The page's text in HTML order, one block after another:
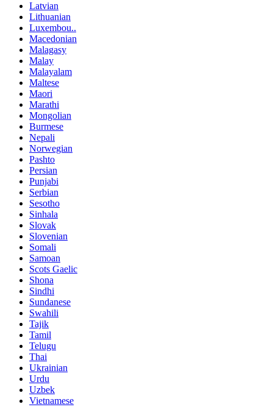
Latvian
Lithuanian
Luxembou..
Macedonian
Malagasy
Malay
Malayalam
Maltese
Maori
Marathi
Mongolian
Burmese
Nepali
Norwegian
Pashto
Persian
Punjabi
Serbian
Sesotho
Sinhala
Slovak
Slovenian
Somali
Samoan
Scots Gaelic
Shona
Sindhi
Sundanese
Swahili
Tajik
Tamil
Telugu
Thai
Ukrainian
Urdu
Uzbek
Vietnamese